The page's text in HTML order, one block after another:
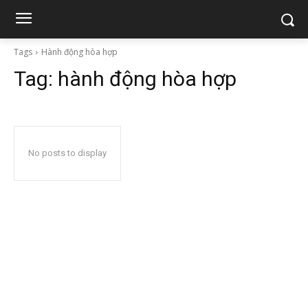
Tags Hành động hòa hợp
Tag: hành động hòa hợp
No posts to display